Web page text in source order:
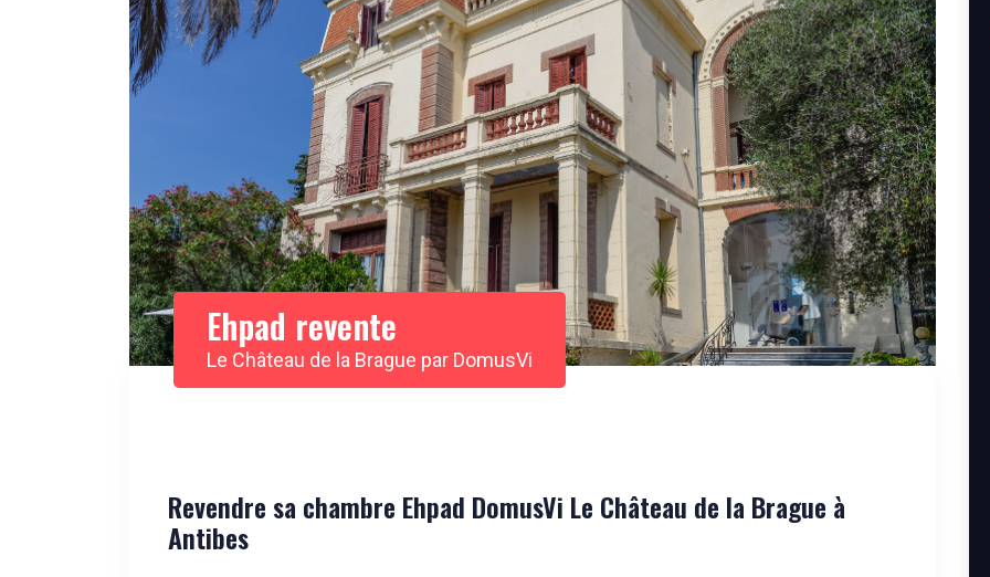
Ehpad revente
Le Château de la Brague par DomusVi
Revendre sa chambre Ehpad DomusVi Le Château de la Brague à
Antibes